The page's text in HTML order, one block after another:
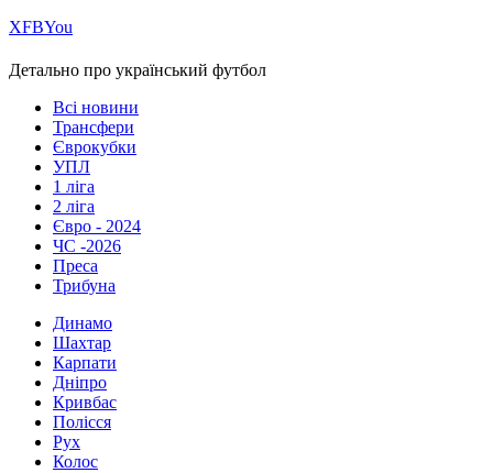
ХFBYou
Детально про український футбол
Всі новини
Трансфери
Єврокубки
УПЛ
1 ліга
2 ліга
Євро - 2024
ЧС -2026
Преса
Трибуна
Динамо
Шахтар
Карпати
Дніпро
Кривбас
Полісся
Рух
Колос